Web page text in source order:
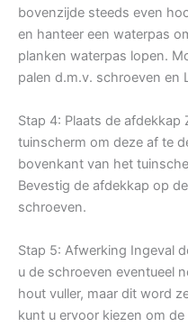
bovenzijde steeds even
en hanteer een waterpas
planken waterpas lopen.
palen d.m.v. schroeven en
Stap 4: Plaats de
tuinscherm om deze af te
bovenkant van het
Bevestig de afdekkap op
schroeven.
Stap 5: Afwerking Ingeval
u de schroeven eventueel
hout vuller, maar dit word
kunt u ervoor kiezen om